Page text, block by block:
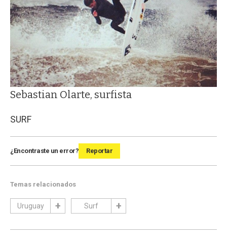
Sebastian Olarte, surfista
SURF
¿Encontraste un error? Reportar
Temas relacionados
Uruguay Surf